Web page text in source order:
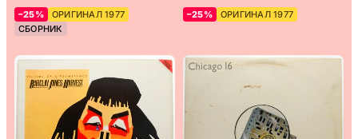
–25%
ОРИГИНАЛ 1977
СБОРНИК
–25% ОРИГИНАЛ 1977